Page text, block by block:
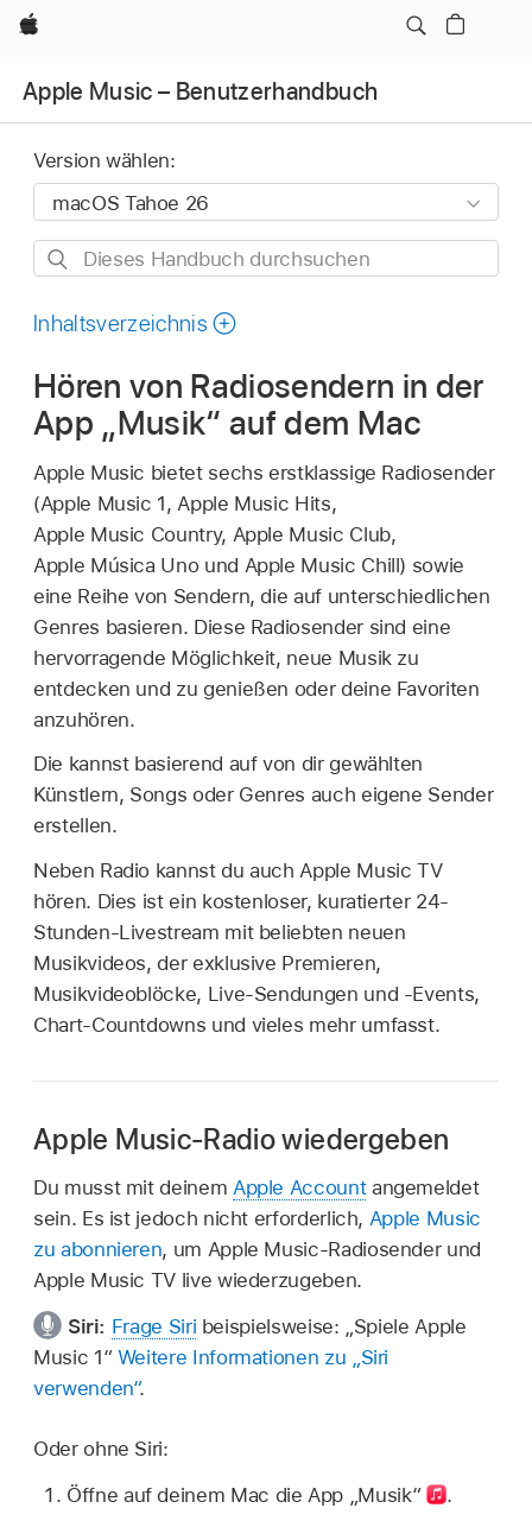
Apple
Apple Music – Benutzerhandbuch
Version wählen:
Dieses
durchsuchen
Inhaltsverzeichnis
Hören von Radiosendern in der
App „Musik“ auf dem Mac
Apple Music bietet sechs erstklassige Radiosender
(Apple Music 1, Apple Music Hits,
Apple Music Country, Apple Music Club,
Apple Música Uno und Apple Music Chill) sowie
eine Reihe von Sendern, die auf unterschiedlichen
Genres basieren. Diese Radiosender sind eine
hervorragende Möglichkeit, neue Musik zu
entdecken und zu genießen oder deine Favoriten
anzuhören.
Die kannst basierend auf von dir gewählten
Künstlern, Songs oder Genres auch eigene Sender
erstellen.
Neben Radio kannst du auch Apple Music TV
hören. Dies ist ein kostenloser, kuratierter 24-
Stunden-Livestream mit beliebten neuen
Musikvideos, der exklusive Premieren,
Musikvideoblöcke, Live-Sendungen und -Events,
Chart-Countdowns und vieles mehr umfasst.
Apple Music-Radio wiedergeben
Du musst mit deinem Apple Accountangemeldet
sein. Es ist jedoch nicht erforderlich, Apple Music
zu abonnieren, um Apple Music-Radiosender und
Apple Music TV live wiederzugeben.
Siri: Frage Siri beispielsweise:
„Spiele Apple
Music 1“ Weitere Informationen zu „Siri
verwenden“.
Oder ohne Siri:
Öffne auf deinem Mac die App „Musik“
.